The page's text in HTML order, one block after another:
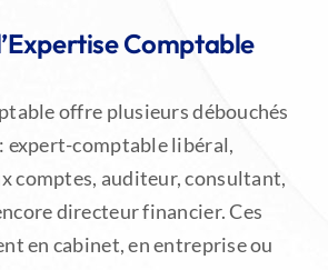
Comptable
offre plusieurs débouchés
expert-comptable libéral,
comptes, auditeur, consultant,
directeur financier. Ces
en cabinet, en entreprise ou